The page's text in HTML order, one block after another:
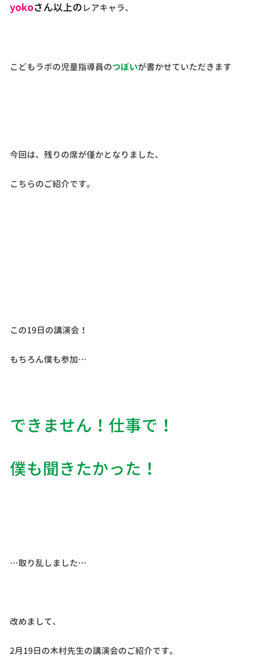
yokoさん以上の レアキャラ、
こどもラボの児童指導員のつぼいが書かせていただきます
今回は、残りの席が僅かとなりました、
こちらのご紹介です。
この19日の講演会！
もちろん僕も参加…
できません！仕事で！
僕も聞きたかった！
…取り乱しました…
改めまして、
2月19日の木村先生の講演会のご紹介です。